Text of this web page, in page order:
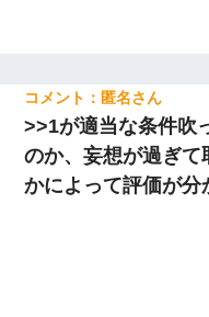
匿名
>>1が適当な条件吹
のか、妄想が過ぎ
かによって評価が分